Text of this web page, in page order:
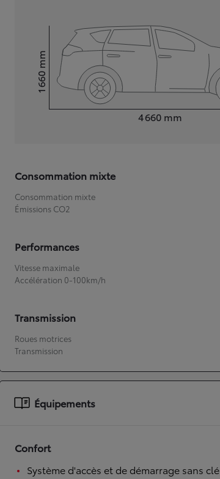
À partir de 19 700 €
4 660 mm
Hauteur1 660
mm
Consommation mixte
Consommation mixte
Émissions CO2
Performances
Vitesse maximale
Accélération 0-100km/h
Transmission
Roues motrices
Transmission
Équipements
Confort
Système d'accès et de démarrage sans clé